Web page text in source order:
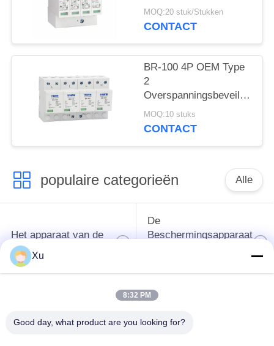
Overspanningsarrestor
bliksemarrestor
SPD AC DC
Overspanningsbescherming
spd
MOQ:20 stuk/Stukken
CONTACT
BR-100 4P OEM Type
2
Overspanningsbeveiliging
385v
overspanningsbeveiliging
MOQ:10 stuks
CONTACT
populaire categorieën Alle
Het apparaat van de
schommelingsbescherming
De
Beschermingsapparaat
van de 2
Type van
Beschermend
Xu
8:32 PM
Good day, what product are you looking for?